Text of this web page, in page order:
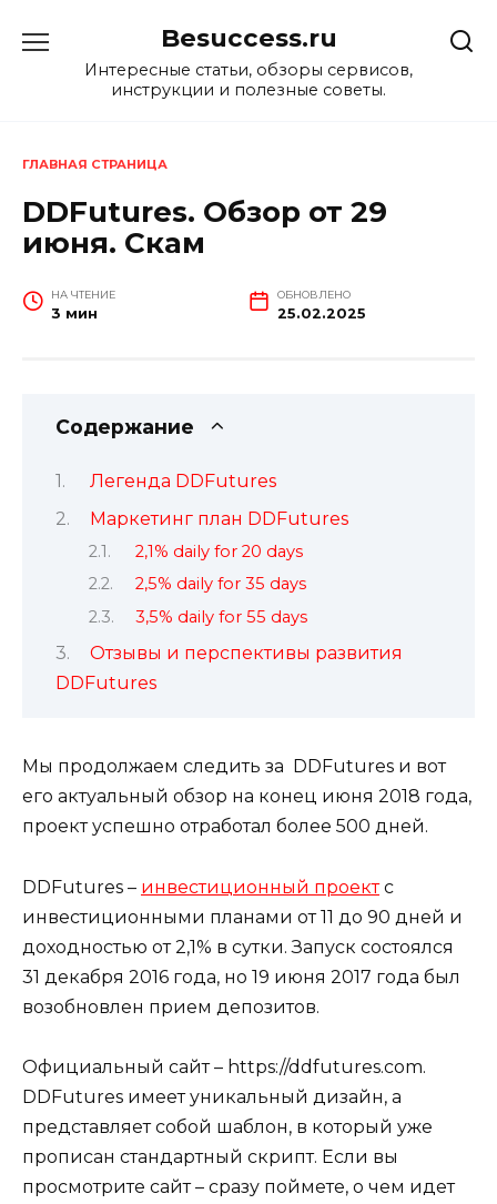
содержанию
Besuccess.ru
Интересные статьи, обзоры сервисов,
инструкции и полезные советы.
ГЛАВНАЯ СТРАНИЦА
DDFutures. Обзор от 29
июня. Скам
НА ЧТЕНИЕ
3 мин
ОБНОВЛЕНО
25.02.2025
Содержание
Легенда DDFutures
Маркетинг план DDFutures
2,1% daily for 20 days
2,5% daily for 35 days
3,5% daily for 55 days
Отзывы и перспективы развития
DDFutures
Мы продолжаем следить за DDFutures и вот
его актуальный обзор на конец июня 2018 года,
проект успешно отработал более 500 дней.
DDFutures – инвестиционный проектс
инвестиционными планами от 11 до 90 дней и
доходностью от 2,1% в сутки. Запуск состоялся
31 декабря 2016 года, но 19 июня 2017 года был
возобновлен прием депозитов.
Официальный сайт – https://ddfutures.com.
DDFutures имеет уникальный дизайн, а
представляет собой шаблон, в который уже
прописан стандартный скрипт. Если вы
просмотрите сайт – сразу поймете, о чем идет